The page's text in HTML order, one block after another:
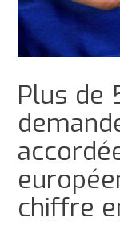
Plus de
chiffre